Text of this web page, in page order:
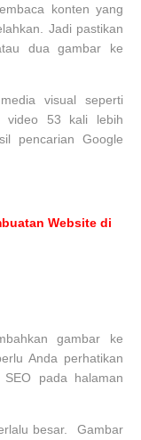
konten yang
Jadi pastikan
dua gambar ke
visual seperti
video 53 kali lebih
pencarian Google
Website di
gambar ke
Anda perhatikan
pada halaman
besar. Gambar